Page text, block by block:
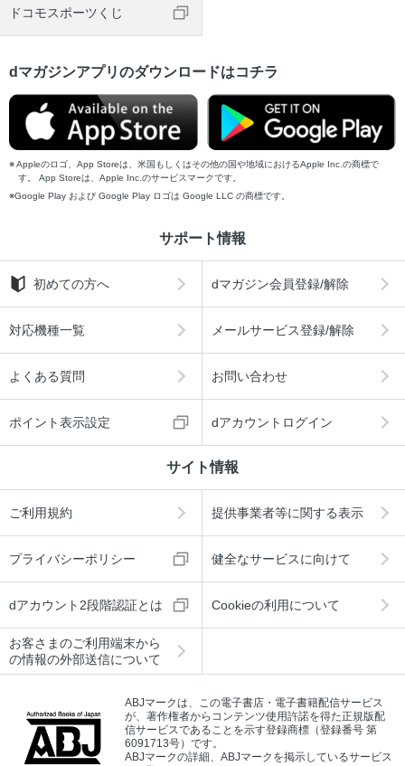
ドコモスポーツくじ
dマガジンアプリのダウンロードはコチラ
Appleのロゴ、App Storeは、米国もしくはその他の国や地域におけるApple Inc.の商標で
す。 App Storeは、Apple Inc.のサービスマークです。
Google Play および Google Play ロゴは Google LLC の商標です。
サポート情報
初めての方へ dマガジン会員登録/解除
対応機種一覧 メールサービス登録/解除
よくある質問 お問い合わせ
ポイント表示設定 dアカウントログイン
サイト情報
ご利用規約 提供事業者等に関する表示
プライバシーポリシー 健全なサービスに向けて
dアカウント2段階認証とは Cookieの利用について
お客さまのご利用端末から
の情報の外部送信について
ABJマークは、この電子書店・電子書籍配信サービス
が、著作権者からコンテンツ使用許諾を得た正規版配
信サービスであることを示す登録商標（登録番号 第
6091713号）です。
ABJマークの詳細、ABJマークを掲示しているサービス